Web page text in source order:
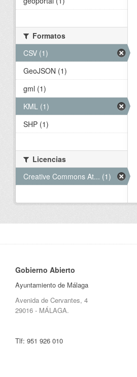
Formatos
CSV (1)
GeoJSON (1)
gml (1)
KML (1)
SHP (1)
Licencias
Creative Commons At... (1)
Gobierno Abierto
Ayuntamiento de Málaga
Avenida de Cervantes, 4
29016 - MÁLAGA.
Tlf: 951 926 010